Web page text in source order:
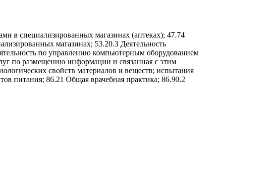
в специализированных магазинах (аптеках); 47.74
магазинах; 53.20.3 Деятельность
по управлению компьютерным оборудованием
по размещению информации и связанная с этим
свойств материалов и веществ; испытания
питания; 86.21 Общая врачебная практика; 86.90.2